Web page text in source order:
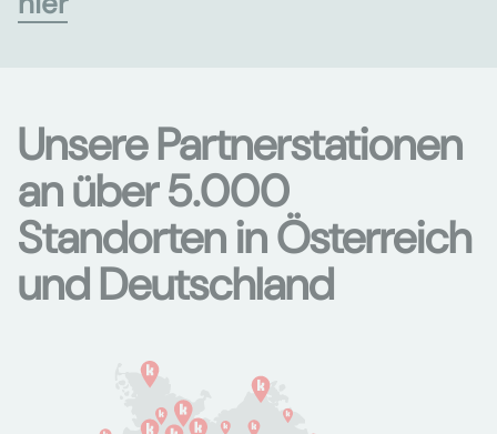
Unsere Partnerstationen
an über 5.000
Standorten in Österreich
und Deutschland